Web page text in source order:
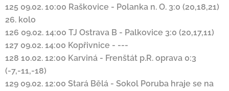
125 09.02. 10:00 Raškovice - Polanka n. O. 3:0 (20,18,21)
26. kolo
126 09.02. 14:00 TJ Ostrava B - Palkovice 3:0 (20,17,11)
127 09.02. 14:00 Kopřivnice - ---
128 10.02. 12:00 Karviná - Frenštát p.R. oprava 0:3
(-7,-11,-18)
129 09.02. 12:00 Stará Bělá - Sokol Poruba hraje se na